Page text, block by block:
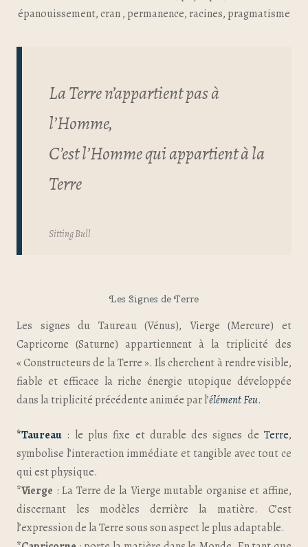
épanouissement, cran , permanence, racines, pragmatisme
La Terre n’appartient pas à
l’Homme,
C’est l’Homme qui appartient à la
Terre
Sitting Bull
Les Signes de Terre
Les signes du Taureau (Vénus), Vierge (Mercure) et
Capricorne (Saturne) appartiennent à la triplicité des
« Constructeurs de la Terre ». Ils cherchent à rendre visible,
fiable et efficace la riche énergie utopique développée
dans la triplicité précédente animée par l’élément Feu.
*Taureau : le plus fixe et durable des signes de Terre,
symbolise l’interaction immédiate et tangible avec tout ce
qui est physique.
*Vierge : La Terre de la Vierge mutable organise et affine,
discernant les modèles derrière la matière. C’est
l’expression de la Terre sous son aspect le plus adaptable.